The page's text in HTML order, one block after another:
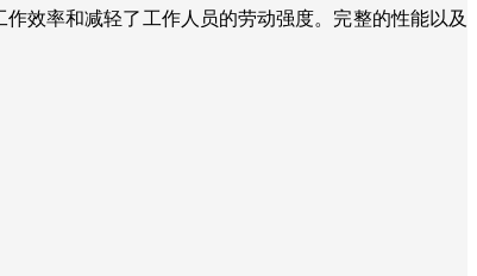
效率和减轻了工作人员的劳动强度。完整的性能以及